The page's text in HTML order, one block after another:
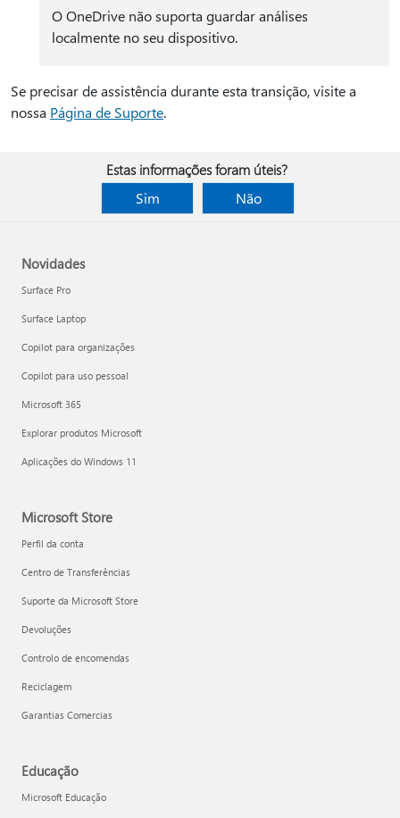
O OneDrive não suporta guardar análises
localmente no seu dispositivo.
Se precisar de assistência durante esta transição, visite a
nossa Página de Suporte.
Estas informações foram úteis?
Sim
Não
Novidades
Surface Pro
Surface Laptop
Copilot para organizações
Copilot para uso pessoal
Microsoft 365
Explorar produtos Microsoft
Aplicações do Windows 11
Microsoft Store
Perfil da conta
Centro de Transferências
Suporte da Microsoft Store
Devoluções
Controlo de encomendas
Reciclagem
Garantias Comercias
Educação
Microsoft Educação